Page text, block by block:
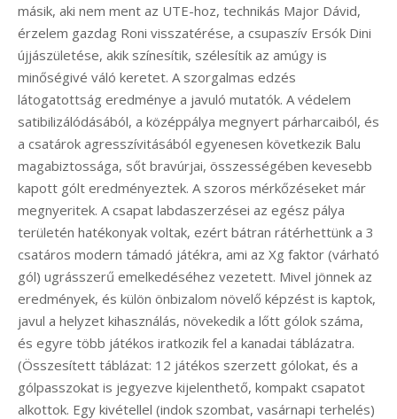
másik, aki nem ment az UTE-hoz, technikás Major Dávid,
érzelem gazdag Roni visszatérése, a csupaszív Ersók Dini
újjászületése, akik színesítik, szélesítik az amúgy is
minőségivé váló keretet. A szorgalmas edzés
látogatottság eredménye a javuló mutatók. A védelem
satibilizálódásából, a középpálya megnyert párharcaiból, és
a csatárok agresszívitásából egyenesen következik Balu
magabiztossága, sőt bravúrjai, összességében kevesebb
kapott gólt eredményeztek. A szoros mérkőzéseket már
megnyeritek. A csapat labdaszerzései az egész pálya
területén hatékonyak voltak, ezért bátran rátérhettünk a 3
csatáros modern támadó játékra, ami az Xg faktor (várható
gól) ugrásszerű emelkedéséhez vezetett. Mivel jönnek az
eredmények, és külön önbizalom növelő képzést is kaptok,
javul a helyzet kihasználás, növekedik a lőtt gólok száma,
és egyre több játékos iratkozik fel a kanadai táblázatra.
(Összesített táblázat: 12 játékos szerzett gólokat, és a
gólpasszokat is jegyezve kijelenthető, kompakt csapatot
alkottok. Egy kivétellel (indok szombat, vasárnapi terhelés)